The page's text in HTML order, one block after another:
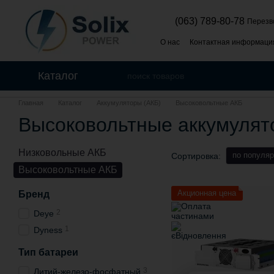
Перейти к основному контенту
(063) 789-80-78
О нас Контактная
Каталог
Каталог Аккумуляторы (АКБ) Высоковольтные АКБ
Высоковольтные
Сортировка: по
Акционная цена
Низковольные АКБ
Высоковольтные АКБ
Бренд
Deye
Dyness
Тип батареи
Литий-железо-фосфатный